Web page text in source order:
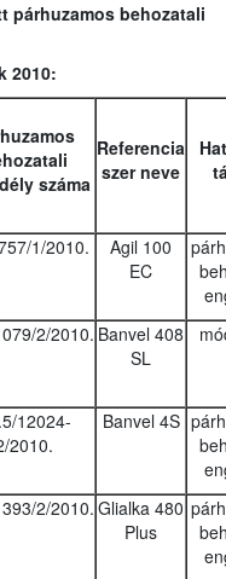
párhuzamos behozatali
2010:
száma
Referencia
szer neve
1/2010.
Agil 100
EC
2/2010. Banvel 408
SL
12024-
2010.
Banvel 4S
2/2010. Glialka 480
Plus